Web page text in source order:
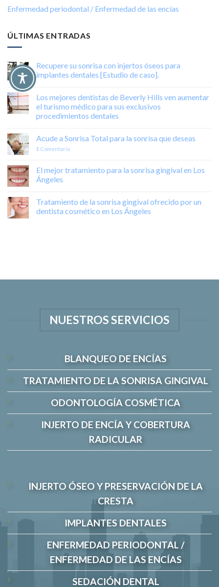
Enfermedad periodontal / Enfermedad de las encías
ÚLTIMAS ENTRADAS
Recupere su sonrisa con injertos óseos para
implantes dentales [Estudio de caso].
Los mejores dentistas de Beverly Hills ven aumentar
el turismo médico para sus exclusivos
procedimientos dentales
Acude a Sonrisa Total para la sonrisa que deseas
1 Comentario
El mejor tratamiento para la sonrisa gingival en Los
Ángeles
Tratamiento de la sonrisa gingival ofrecido por un
dentista cosmético en Los Ángeles
NUESTROS SERVICIOS
BLANQUEO DE ENCÍAS
TRATAMIENTO DE LA SONRISA GINGIVAL
ODONTOLOGÍA COSMÉTICA
INJERTO DE ENCÍA Y COBERTURA
RADICULAR
INJERTO ÓSEO Y PRESERVACIÓN DE LA
CRESTA
IMPLANTES DENTALES
ENFERMEDAD PERIODONTAL /
ENFERMEDAD DE LAS ENCÍAS
SEDACIÓN DENTAL